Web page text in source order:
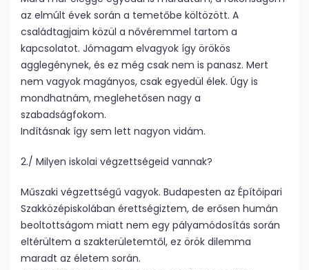
az elmúlt évek során a temetőbe költözött. A
családtagjaim közül a nővéremmel tartom a
kapcsolatot. Jómagam elvagyok így örökös
agglegénynek, és ez még csak nem is panasz. Mert
nem vagyok magányos, csak egyedül élek. Úgy is
mondhatnám, meglehetősen nagy a
szabadságfokom.
Indításnak így sem lett nagyon vidám.
2./ Milyen iskolai végzettségeid vannak?
Műszaki végzettségű vagyok. Budapesten az Építőipari
Szakközépiskolában érettségiztem, de erősen humán
beoltottságom miatt nem egy pályamódosítás során
eltérültem a szakterületemtől, ez örök dilemma
maradt az életem során.